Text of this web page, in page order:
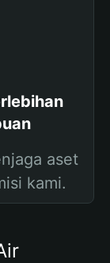
aset
kami.